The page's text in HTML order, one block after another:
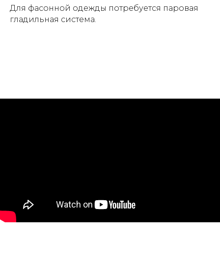
Для фасонной одежды потребуется паровая
гладильная система.